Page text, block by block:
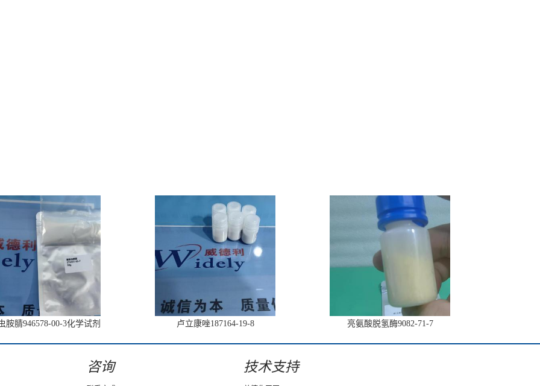
胺腈946578-00-3化学试剂 卢立康唑187164-19-8 亮氨酸脱氢酶9082-71-7
咨询 技术支持